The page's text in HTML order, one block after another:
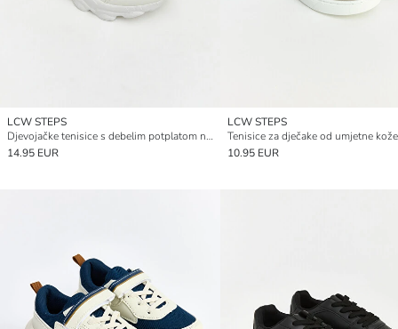
LCW STEPS
Djevojačke tenisice s debelim potplatom na vezice
14.95 EUR
LCW STEPS
Tenisice za dječake od umjetne kože
10.95 EUR